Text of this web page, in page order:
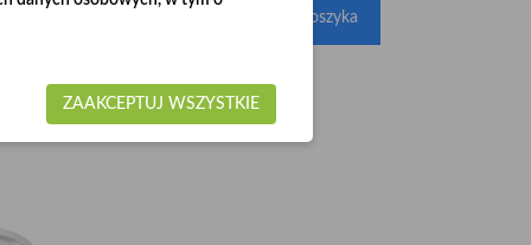
Dodaj do koszyka
ZAAKCEPTUJ WSZYSTKIE